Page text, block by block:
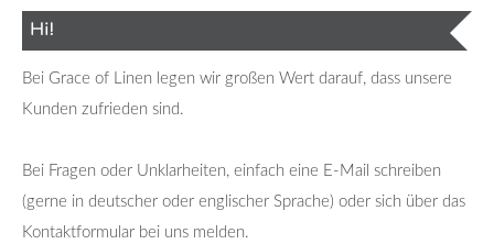
Hi!
Bei Grace of Linen legen wir großen Wert darauf, dass unsere
Kunden zufrieden sind.
Bei Fragen oder Unklarheiten, einfach eine E-Mail schreiben
(gerne in deutscher oder englischer Sprache) oder sich über das
Kontaktformular bei uns melden.